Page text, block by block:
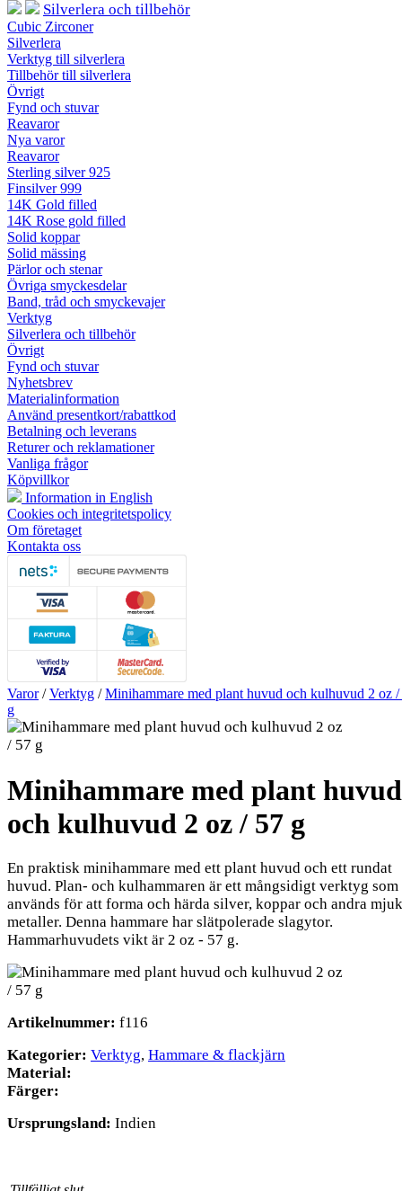
Silverlera och tillbehör
Cubic Zirconer
Silverlera
Verktyg till silverlera
Tillbehör till silverlera
Övrigt
Fynd och stuvar
Reavaror
Nya varor
Reavaror
Sterling silver 925
Finsilver 999
14K Gold filled
14K Rose gold filled
Solid koppar
Solid mässing
Pärlor och stenar
Övriga smyckesdelar
Band, tråd och smyckevajer
Verktyg
Silverlera och tillbehör
Övrigt
Fynd och stuvar
Nyhetsbrev
Materialinformation
Använd presentkort/rabattkod
Betalning och leverans
Returer och reklamationer
Vanliga frågor
Köpvillkor
Information in English
Cookies och integritetspolicy
Om företaget
Kontakta oss
Varor/Verktyg /Minihammare med plant huvud och kulhuvud 2 oz /
g
Minihammare med plant huvud
och kulhuvud 2 oz / 57 g
En praktisk minihammare med ett plant huvud och ett rundat
huvud. Plan- och kulhammaren är ett mångsidigt verktyg som
används för att forma och härda silver, koppar och andra
metaller. Denna hammare har slätpolerade slagytor.
Hammarhuvudets vikt är 2 oz - 57 g.
Artikelnummer: f116
Kategorier: Verktyg, Hammare & flackjärn
Material:
Färger:
Ursprungsland: Indien